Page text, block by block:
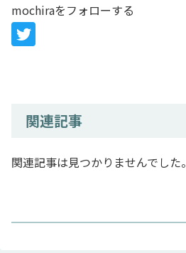
mochiraをフォローする
関連記事
関連記事は見つかりませんでした。